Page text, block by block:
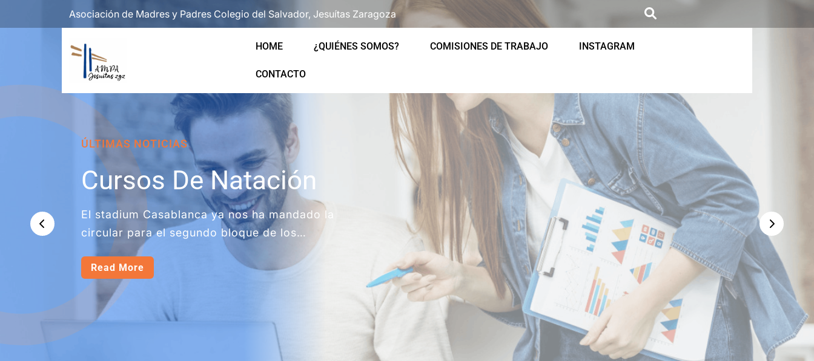
to
Asociación de Madres y Padres Colegio del Salvador, Jesuítas Zaragoza
HOME ¿QUIÉNES SOMOS? COMISIONES DE TRABAJO INSTAGRAM
CONTACTO
ÚLTIMAS NOTICIAS
Cursos De Natación
El stadium Casablanca ya nos ha mandado la
circular para el segundo bloque de los…
Read More